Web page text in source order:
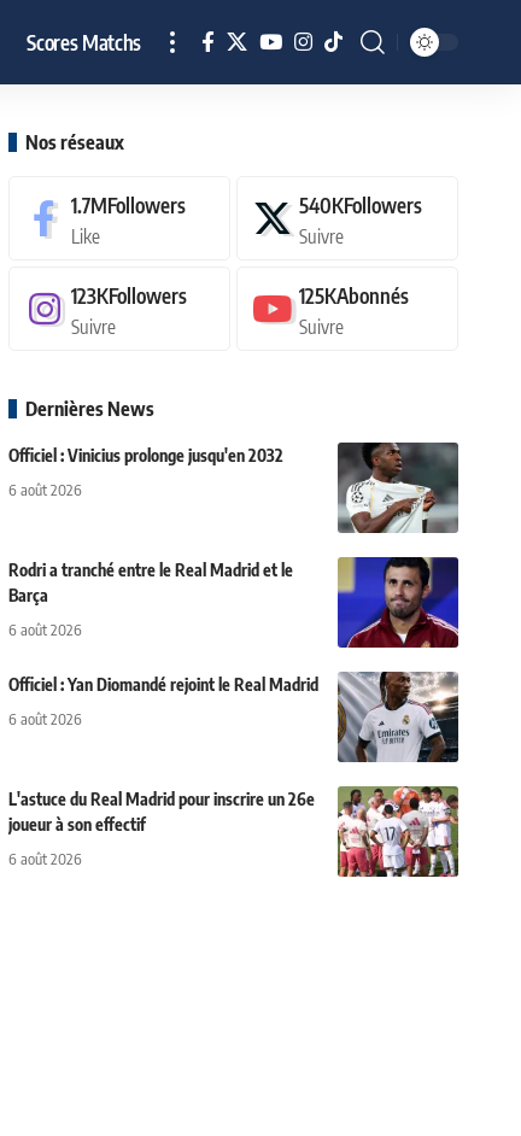
Scores Matchs
Nos réseaux
1.7MFollowers
Like
540KFollowers
Suivre
123KFollowers
Suivre
125KAbonnés
Suivre
Dernières News
Officiel : Vinicius prolonge jusqu'en 2032
6 août 2026
Rodri a tranché entre le Real Madrid et le
Barça
6 août 2026
Officiel : Yan Diomandé rejoint le Real Madrid
6 août 2026
L'astuce du Real Madrid pour inscrire un 26e
joueur à son effectif
6 août 2026